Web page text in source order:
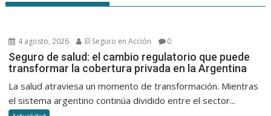
4 agosto, 2026 El Seguro en Acción 0
Seguro de salud: el cambio regulatorio que puede
transformar la cobertura privada en la Argentina
La salud atraviesa un momento de transformación. Mientras
el sistema argentino continúa dividido entre el sector...